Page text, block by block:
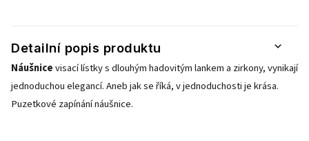
Detailní popis produktu
Náušnicevisací lístky s dlouhým hadovitým lankem a zirkony,vynikají
jednoduchou elegancí.Aneb jak se říká, v jednoduchosti je krása.
Puzetkové zapínání náušnice.